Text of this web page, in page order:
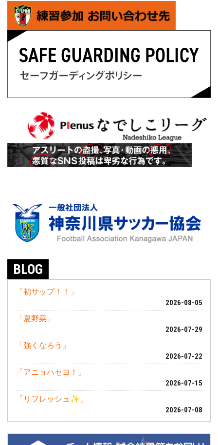
BLOG
「初サップ！！」
2026-08-05
「夏野菜」
2026-07-29
「強くなろう」
2026-07-22
「アニョハセヨ！」
2026-07-15
「リフレッシュ✨」
2026-07-08